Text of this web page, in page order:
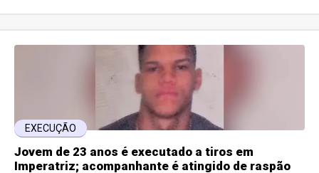
EXECUÇÃO
Jovem de 23 anos é executado a tiros em
Imperatriz; acompanhante é atingido de raspão